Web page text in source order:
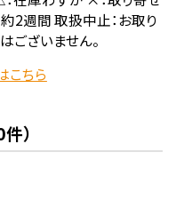
2週間 取扱中止：お取り
ございません。
こちら
）